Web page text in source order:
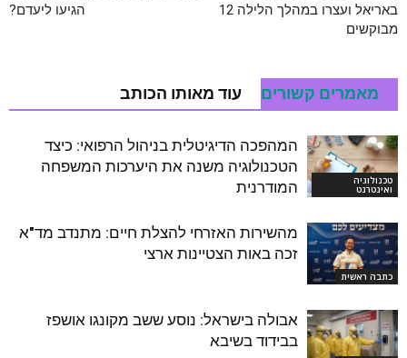
באריאל ועצרו במהלך הלילה 12
מבוקשים
הגיעו ליעדם?
מאמרים קשורים עוד מאותו הכותב
טכנולוגיה
ואינטרנט
המהפכה הדיגיטלית בניהול הרפואי: כיצד
הטכנולוגיה משנה את היערכות המשפחה
המודרנית
כתבה ראשית
מהשירות האזרחי להצלת חיים: מתנדב מד"א
זכה באות הצטיינות ארצי
אבולה בישראל: נוסע ששב מקונגו אושפז
בבידוד בשיבא